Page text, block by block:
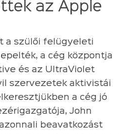
az Apple
a szülői felügyeleti
a cég központja
és az UltraViolet
szervezetek aktivistái
a cég jó
John
beavatkozást